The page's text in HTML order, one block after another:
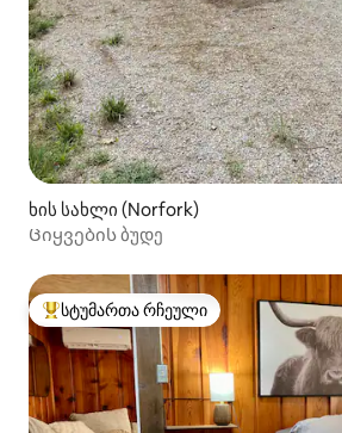
ხის სახლი (Norfork)
Ციყვების ბუდე
სტუმართა რჩეული მოწინავე ვარიანტი
სტუმართა რჩეული